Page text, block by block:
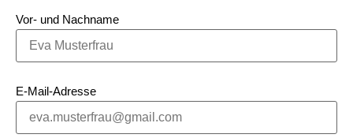
Vor- und Nachname
E-Mail-Adresse